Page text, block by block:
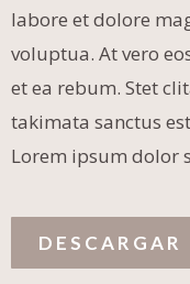
labore et dolore
voluptua. At vero
et ea rebum. Stet
takimata sanctus
Lorem ipsum dolor
DESCARGAR